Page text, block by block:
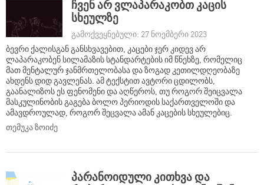
ჩვენ არ ვლაპარაკობთ კაცის
სხეულზე
გამოქვეყნებული: 27 ნოემბერი 2023
ბევრი ქალისგან განსხვავებით, კაცები ჯერ კიდევ არ
ლაპარაკობენ სილამაზის სტანდარტების იმ წნეხზე, რომელიც
მათ მენტალურ ჯანმრთელობასა და ზოგად კეთილდღეობაზე
ახდენს დიდ გავლენას. ამ ტექსტით ავტორი ცდილობს,
გაანალიზოს ეს ფენომენი და აღწეროს, თუ როგორ შეიცვალა
მასკულინობის გაგება ბოლო პერიოდის საქართველოში და
ამავდროულად, როგორ შეცვალა ამან კაცების სხეულებიც.
თემუკა ზოიძე
პარანოიდული კითხვა და